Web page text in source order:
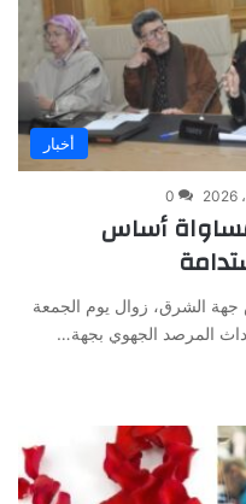
أخبار
0
أساس
جهة الشرق، زوال يوم الجمعة